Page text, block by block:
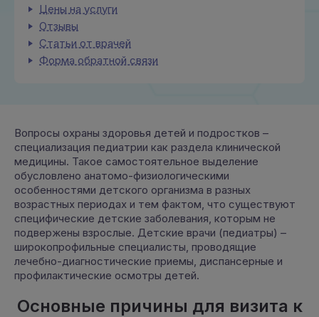
Цены на услуги
Отзывы
Статьи от врачей
Форма обратной связи
Вопросы охраны здоровья детей и подростков –
специализация педиатрии как раздела клинической
медицины. Такое самостоятельное выделение
обусловлено анатомо-физиологическими
особенностями детского организма в разных
возрастных периодах и тем фактом, что существуют
специфические детские заболевания, которым не
подвержены взрослые. Детские врачи (педиатры) –
широкопрофильные специалисты, проводящие
лечебно-диагностические приемы, диспансерные и
профилактические осмотры детей.
Основные причины для визита к